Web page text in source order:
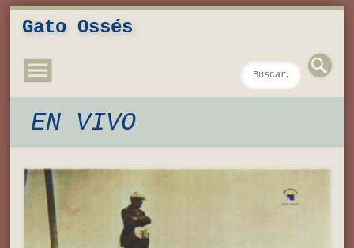
Gato Ossés
EN VIVO